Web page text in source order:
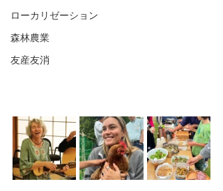
ローカリゼーション
森林農業
友産友消